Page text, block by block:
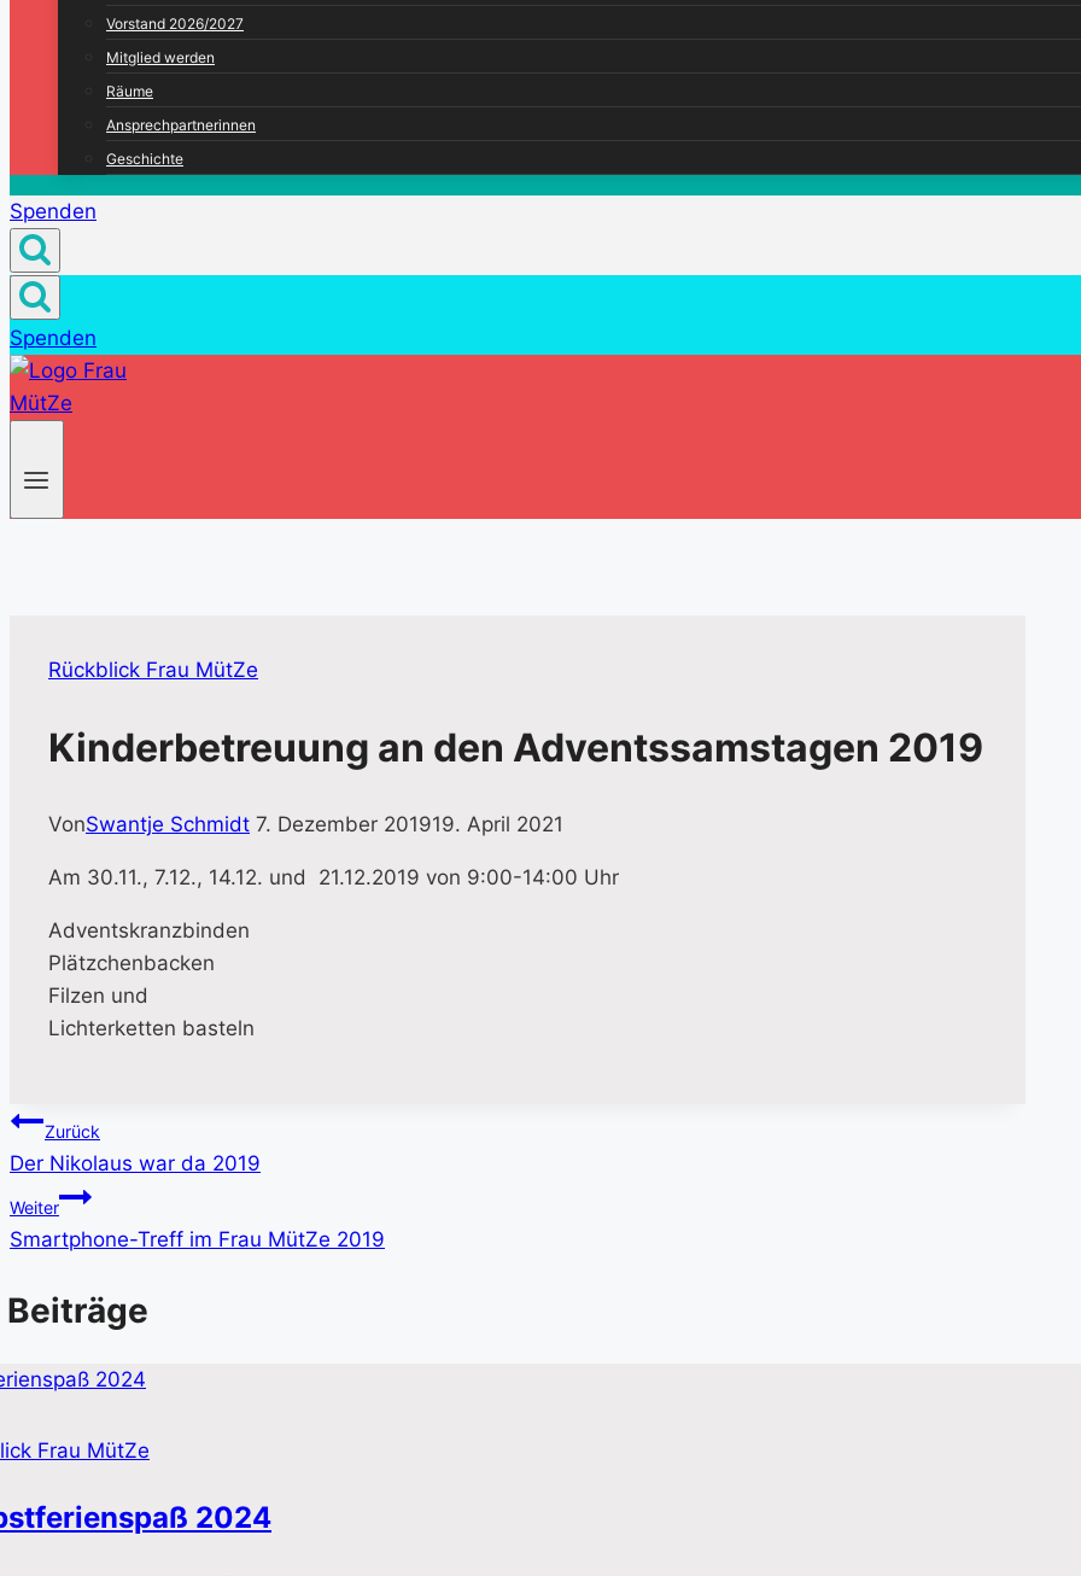
Vorstand 2026/2027
Mitglied werden
Räume
Ansprechpartnerinnen
Geschichte
Spenden
Spenden
Rückblick Frau MütZe
Kinderbetreuung an den Adventssamstagen 2019
VonSwantje Schmidt 7. Dezember 201919. April 2021
Am 30.11., 7.12., 14.12. und 21.12.2019 von 9:00-14:00 Uhr
Adventskranzbinden
Plätzchenbacken
Filzen und
Lichterketten basteln
Beitragsnavigation
Zurück
Der Nikolaus war da 2019
Weiter
Smartphone-Treff im Frau MütZe 2019
Frau MütZe
2024